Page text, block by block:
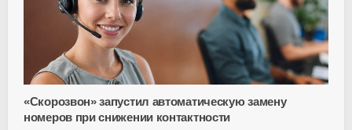
«Скорозвон» запустил автоматическую замену
номеров при снижении контактности